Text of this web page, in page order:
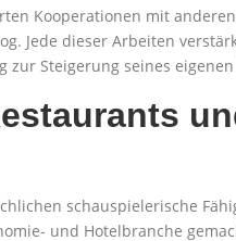
Kooperationen mit
Jede dieser Arbeiten
Steigerung seines
schauspielerische
und Hotelbranche